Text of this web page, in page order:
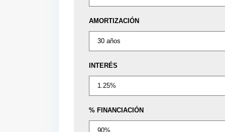
AMORTIZACIÓN
INTERÉS
% FINANCIACIÓN